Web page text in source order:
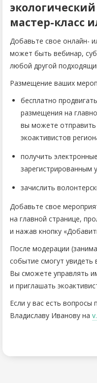
мастер-класс
Добавьте свое онлайн-
может быть вебинар,
любой другой
Размещение ваших
бесплатно
размещения на
вы можете
экоактивистов
получить
зарегистрированным
зачислить
Добавьте свое
на главной странице,
и нажав кнопку
После модерации
событие смогут
Вы сможете управлять
и приглашать
Если у вас есть
Владиславу Иванову на